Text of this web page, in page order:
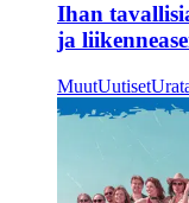
Ihan
ja
MuutUutiset